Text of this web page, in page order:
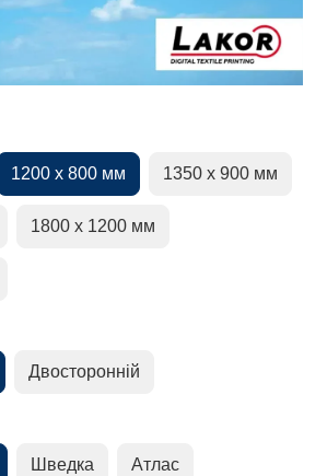
1200 х 800 мм 1350 х 900 мм
1800 х 1200 мм
Двосторонній
Шведка Атлас